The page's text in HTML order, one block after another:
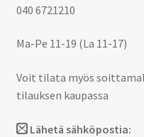
040 6721210
Ma-Pe 11-19 (La 11-17)
Voit tilata myös
tilauksen kaupassa
Lähetä sähköpostia: